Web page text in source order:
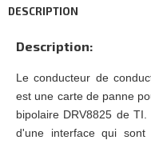
DESCRIPTION
Description:
Le conducteur de
est une carte de panne
bipolaire DRV8825 de
d'une interface qui